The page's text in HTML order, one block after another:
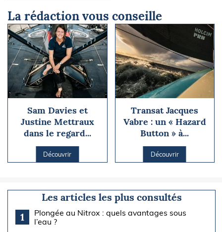
La rédaction vous conseille
Sam Davies et
Justine Mettraux
dans le regard...
Découvrir
Transat Jacques
Vabre : un « Hazard
Button » à...
Découvrir
Les articles les plus consultés
1
Plongée au Nitrox : quels avantages sous
l’eau ?